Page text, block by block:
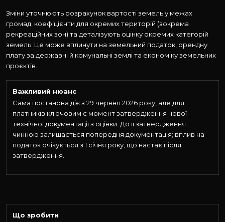
Зміни уточнюють розрахунок вартості земель у межах
громад, коефіцієнти для окремих територій (зокрема
рекреаційних зон) та деталізують оцінку окремих категорій
земель. Це може вплинути на земельний податок, орендну
плату за державні й комунальні землі та економіку земельних
проєктів.
Важливий нюанс
Сама постанова діє з 29 червня 2026 року, але для
платників ключовим є момент затвердження нової
технічної документації з оцінки. До її затвердження
чинною залишається попередня документація; вплив на
податок очікується з 1 січня року, що настає після
затвердження.
Що зробити